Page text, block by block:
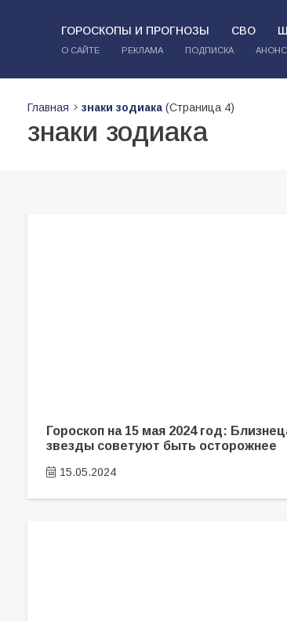
ГОРОСКОПЫ И ПРОГНОЗЫ СВО
О САЙТЕ РЕКЛАМА ПОДПИСКА
Главная знаки зодиака (Страница 4)
знаки зодиака
Гороскоп на 15 мая 2024 год:
звезды советуют быть осторожнее
15.05.2024